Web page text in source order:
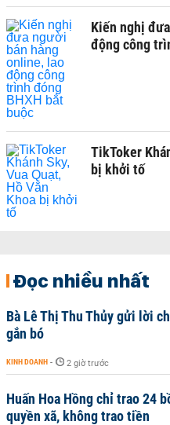
Kiến nghị
động công
TikToker
bị khởi tố
Đọc nhiều nhất
Bà Lê Thị Thu Thủy gửi lời
gắn bó
KINH DOANH - 2 giờ trước
Huấn Hoa Hồng chỉ trao 24
quyền xã, không trao tiền